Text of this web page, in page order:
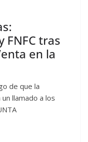
FNFC tras
en la
de que la
llamado a los